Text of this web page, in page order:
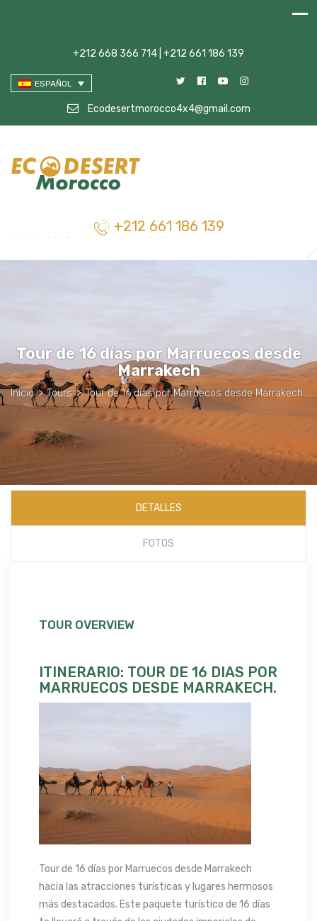
+212 668 366 714 | +212 661 186 139
ESPAÑOL
Ecodesertmorocco4x4@gmail.com
+212 661 186 139
Tour de 16 días por Marruecos desde
Marrakech
Inicio > Tours > Tour de 16 días por Marruecos desde Marrakech
DETALLES
FOTOS
TOUR OVERVIEW
ITINERARIO: TOUR DE 16 DIAS POR
MARRUECOS DESDE MARRAKECH.
Tour de 16 días por Marruecos desde Marrakech
hacia las atracciones turísticas y lugares hermosos
más destacados. Este paquete turístico de 16 días